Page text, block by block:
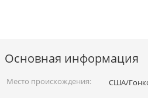
Основная информация
Место происхождения:
США/